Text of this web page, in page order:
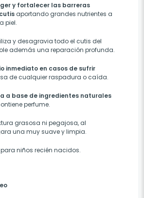
y fortalecer las barreras
aportando grandes nutrientes a
piel.
y desagravia todo el cutis del
además una reparación profunda.
inmediato en casos de sufrir
de cualquier raspadura o caída.
a base de ingredientes naturales
perfume.
grasosa ni pegajosa, al
una muy suave y limpia.
niños recién nacidos.